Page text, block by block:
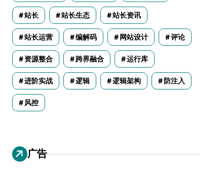
站长 站长生态 站长资讯
站长运营 编解码 网站设计 评论
资源整合 跨界融合 运行库
进阶实战 逻辑 逻辑架构 防注入
风控
广告